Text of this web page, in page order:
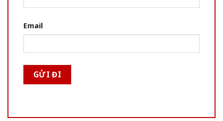
Email